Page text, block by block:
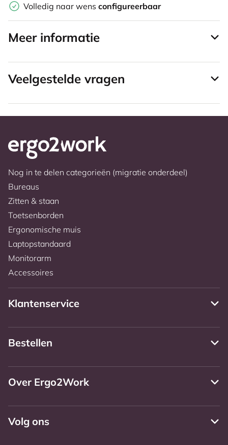
Volledig naar wens configureerbaar
Meer informatie
Veelgestelde vragen
Nog in te delen categorieën (migratie onderdeel)
Bureaus
Zitten & staan
Toetsenborden
Ergonomische muis
Laptopstandaard
Monitorarm
Accessoires
Klantenservice
Bestellen
Over Ergo2Work
Volg ons